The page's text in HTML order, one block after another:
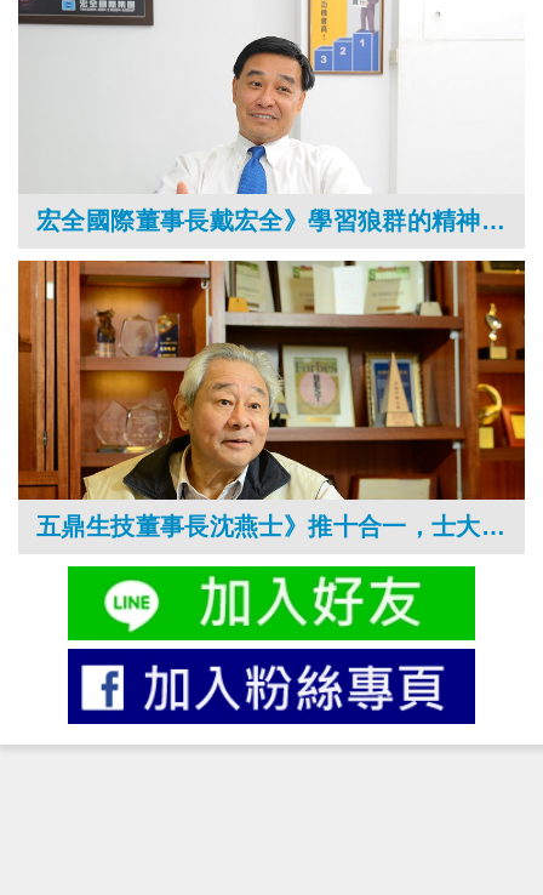
宏全國際董事長戴宏全》學習狼群的精神，團隊更有耐力！
五鼎生技董事長沈燕士》推十合一，士大夫的經營精神